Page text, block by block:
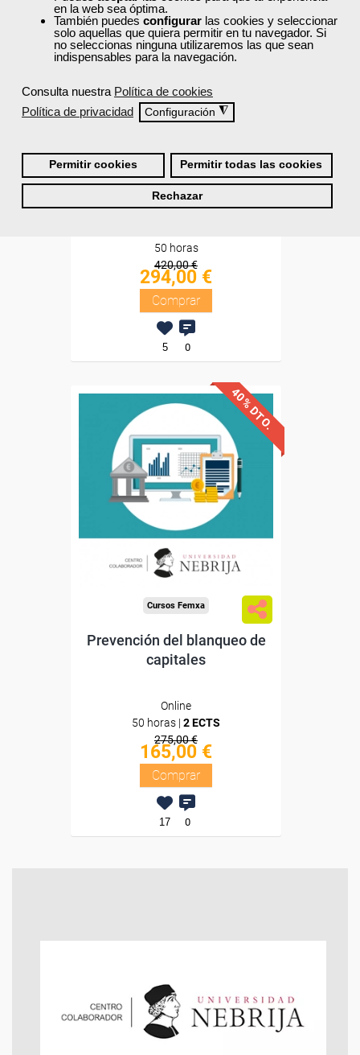
en la web sea óptima.
También puedes configurar las cookies y seleccionar
solo aquellas que quiera permitir en tu navegador. Si
no seleccionas ninguna utilizaremos las que sean
indispensables para la navegación.
Consulta nuestra Política de cookies
Política de privacidad
Configuración ◮
Permitir cookies Permitir todas las cookies
Rechazar
Sin requisitos de acceso
Diploma
Pack My Ardor English - 1
nivel
50 horas
420,00 €
294,00 €
Comprar
5 0
Descuentos especiales
Sin requisitos de acceso
Doble titulación
Compra segura
40% DTO.
Cursos Femxa
Prevención del blanqueo de
capitales
Online
50 horas | 2 ECTS
275,00 €
165,00 €
Comprar
17 0